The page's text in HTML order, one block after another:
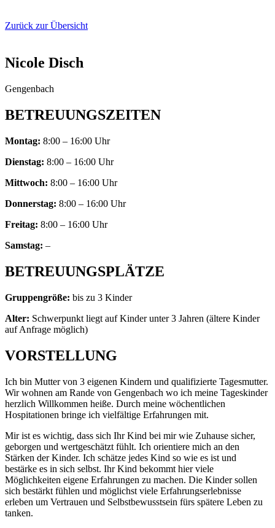
Zurück zur Übersicht
Nicole Disch
Gengenbach
BETREUUNGSZEITEN
Montag: 8:00 – 16:00 Uhr
Dienstag: 8:00 – 16:00 Uhr
Mittwoch: 8:00 – 16:00 Uhr
Donnerstag: 8:00 – 16:00 Uhr
Freitag: 8:00 – 16:00 Uhr
Samstag: –
BETREUUNGSPLÄTZE
Gruppengröße: bis zu 3 Kinder
Alter: Schwerpunkt liegt auf Kinder unter 3 Jahren (ältere Kinder
auf Anfrage möglich)
VORSTELLUNG
Ich bin Mutter von 3 eigenen Kindern und qualifizierte Tagesmutter.
Wir wohnen am Rande von Gengenbach wo ich meine Tageskinder
herzlich Willkommen heiße. Durch meine wöchentlichen
Hospitationen bringe ich vielfältige Erfahrungen mit.
Mir ist es wichtig, dass sich Ihr Kind bei mir wie Zuhause sicher,
geborgen und wertgeschätzt fühlt. Ich orientiere mich an den
Stärken der Kinder. Ich schätze jedes Kind so wie es ist und
bestärke es in sich selbst. Ihr Kind bekommt hier viele
Möglichkeiten eigene Erfahrungen zu machen. Die Kinder sollen
sich bestärkt fühlen und möglichst viele Erfahrungserlebnisse
erleben um Vertrauen und Selbstbewusstsein fürs spätere Leben zu
tanken.